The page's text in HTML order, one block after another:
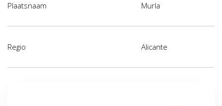
Plaatsnaam Murla
Regio Alicante